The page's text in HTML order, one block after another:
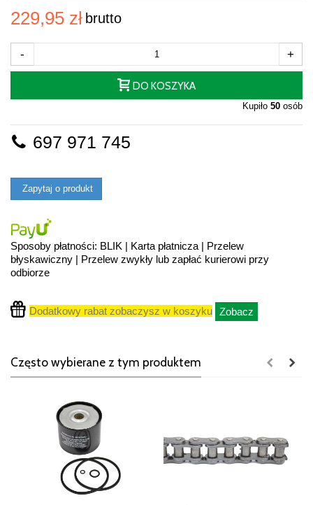
229,95 zł brutto
- +
DO KOSZYKA
Kupiło 50 osób
697 971 745
Zapytaj o produkt
Sposoby płatności: BLIK | Karta płatnicza | Przelew
błyskawiczny | Przelew zwykły lub zapłać kurierowi przy
odbiorze
Dodatkowy rabat zobaczysz w koszyku Zobacz
Często wybierane z tym produktem